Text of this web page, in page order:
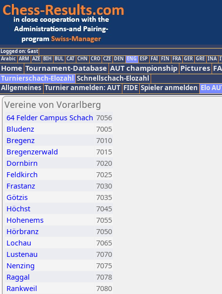
Logged on: Gast
Arabic ARM AZE BIH BUL CAT CHN CRO CZE DEN ENG ESP FAI FIN FRA GER GRE INA
Home Tournament-Database AUT championship Pictures
Turnierschach-Elozahl Schnellschach-Elozahl
Allgemeines Turnier anmelden: AUT FIDE Spieler anmelden Elo
Vereine von Vorarlberg
64 Felder Campus Schach 7056
Bludenz
7005
Bregenz
7010
Bregenzerwald
7015
Dornbirn
7020
Feldkirch
7025
Frastanz
7030
Götzis
7035
Höchst
7045
Hohenems
7055
Hörbranz
7050
Lochau
7065
Lustenau
7070
Nenzing
7075
Raggal
7078
Rankweil
7080